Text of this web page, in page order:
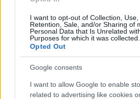
I want to opt-out of Collection, Use,
Retention, Sale, and/or Sharing of
Personal Data that Is Unrelated
Purposes for which it was collected.
Opted Out
Google consents
I want to allow Google to enable
related to advertising like cookies
δικαιολογητικά υποβάλλονται στο
συστημένη επιστολή στη διεύθυνση:
Αθήνα Τ.Κ. 11510